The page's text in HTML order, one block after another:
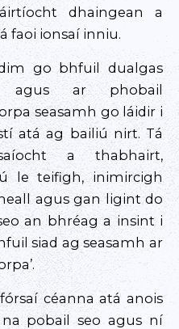
dhaingean a
faoi ionsaí inniu.
go bhfuil dualgas
agus ar phobail
seasamh go láidir i
atá ag bailiú nirt. Tá
a thabhairt,
le teifigh, inimircigh
agus gan ligint do
an bhréag a insint i
siad ag seasamh ar
céanna atá anois
pobail seo agus ní